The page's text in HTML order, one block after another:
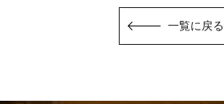
一覧に戻る